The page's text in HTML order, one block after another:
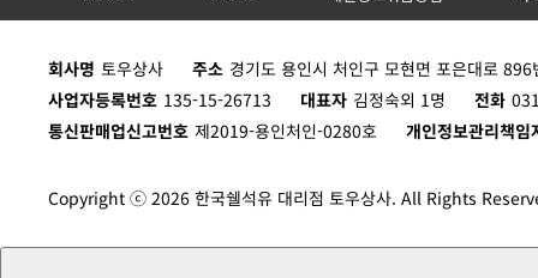
회사명 토우상사 주소 경기도 용인시 처인구 모현면 포은대로
사업자등록번호 135-15-26713 대표자 김정숙외 1명 전화
통신판매업신고번호 제2019-용인처인-0280호 개인정보관리책임
Copyright ⓒ 2026 한국쉘석유 대리점 토우상사. All Rights